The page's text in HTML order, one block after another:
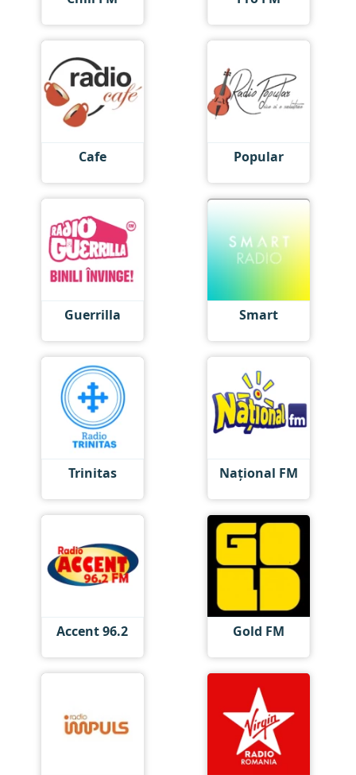
Cafe Popular
Guerrilla Smart
Trinitas Național FM
Accent 96.2 Gold FM